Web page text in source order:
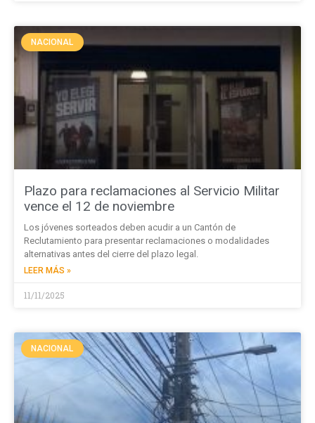
NACIONAL
Plazo para reclamaciones al Servicio Militar
vence el 12 de noviembre
Los jóvenes sorteados deben acudir a un Cantón de
Reclutamiento para presentar reclamaciones o modalidades
alternativas antes del cierre del plazo legal.
LEER MÁS »
11/11/2025
NACIONAL